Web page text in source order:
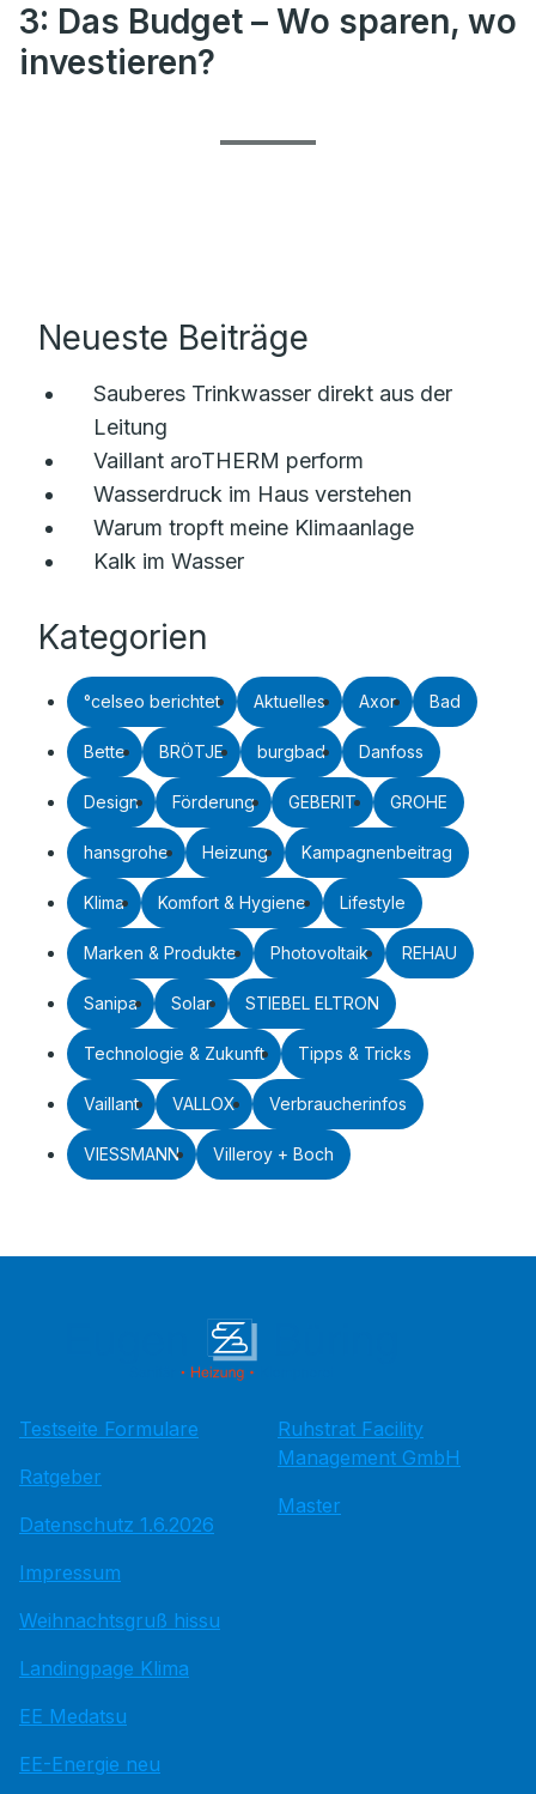
3: Das Budget – Wo sparen, wo
investieren?
Neueste Beiträge
Sauberes Trinkwasser direkt aus der
Leitung
Vaillant aroTHERM perform
Wasserdruck im Haus verstehen
Warum tropft meine Klimaanlage
Kalk im Wasser
Kategorien
°celseo berichtet Aktuelles Axor Bad
Bette BRÖTJE burgbad Danfoss
Design Förderung GEBERIT GROHE
hansgrohe Heizung Kampagnenbeitrag
Klima Komfort & Hygiene Lifestyle
Marken & Produkte Photovoltaik REHAU
Sanipa Solar STIEBEL ELTRON
Technologie & Zukunft Tipps & Tricks
Vaillant VALLOX Verbraucherinfos
VIESSMANN Villeroy + Boch
Testseite Formulare
Ratgeber
Datenschutz 1.6.2026
Impressum
Weihnachtsgruß hissu
Landingpage Klima
EE Medatsu
EE-Energie neu
Ruhstrat Facility
Management GmbH
Master